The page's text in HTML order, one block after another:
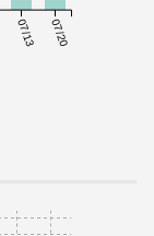
07/13 07/20